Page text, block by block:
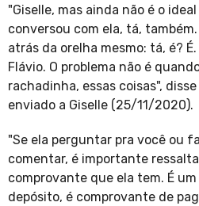
"Giselle, mas ainda não é o
conversou com ela, tá,
atrás da orelha mesmo: tá, é?
Flávio. O problema não é
rachadinha, essas coisas",
enviado a Giselle (25/11/2020).
"Se ela perguntar pra você ou
comentar, é importante
comprovante que ela tem. É
depósito, é comprovante de